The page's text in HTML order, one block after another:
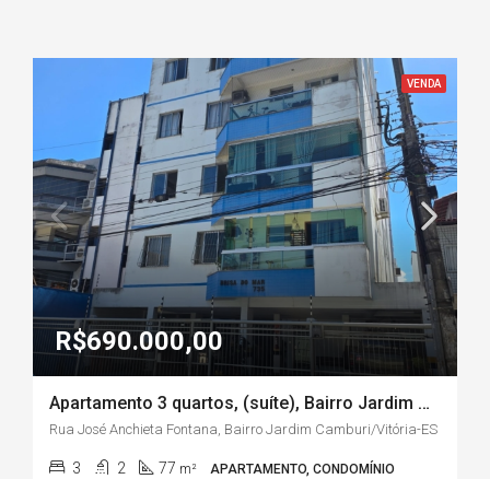
VENDA
R$690.000,00
Apartamento 3 quartos, (suíte), Bairro Jardim Camburi – Vitória ES
Rua José Anchieta Fontana, Bairro Jardim Camburi/Vitória-ES
3 2 77 m² APARTAMENTO, CONDOMÍNIO